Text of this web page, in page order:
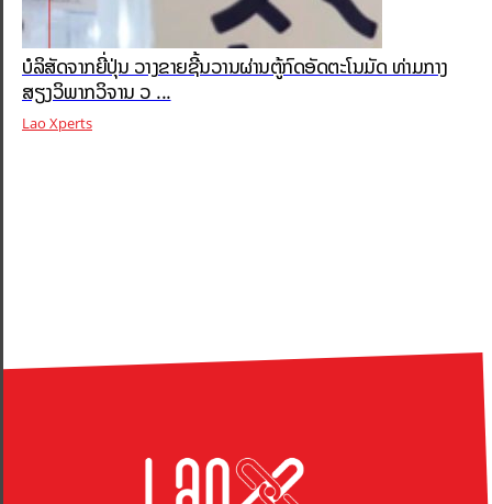
ບໍລິສັດຈາກຍີ່ປຸ່ນ ວາງຂາຍຊີ້ນວານຜ່ານຕູ້ກົດອັດຕະໂນມັດ ທ່າມກາງ
ສຽງວິພາກວິຈານ ວ ...
Lao Xperts